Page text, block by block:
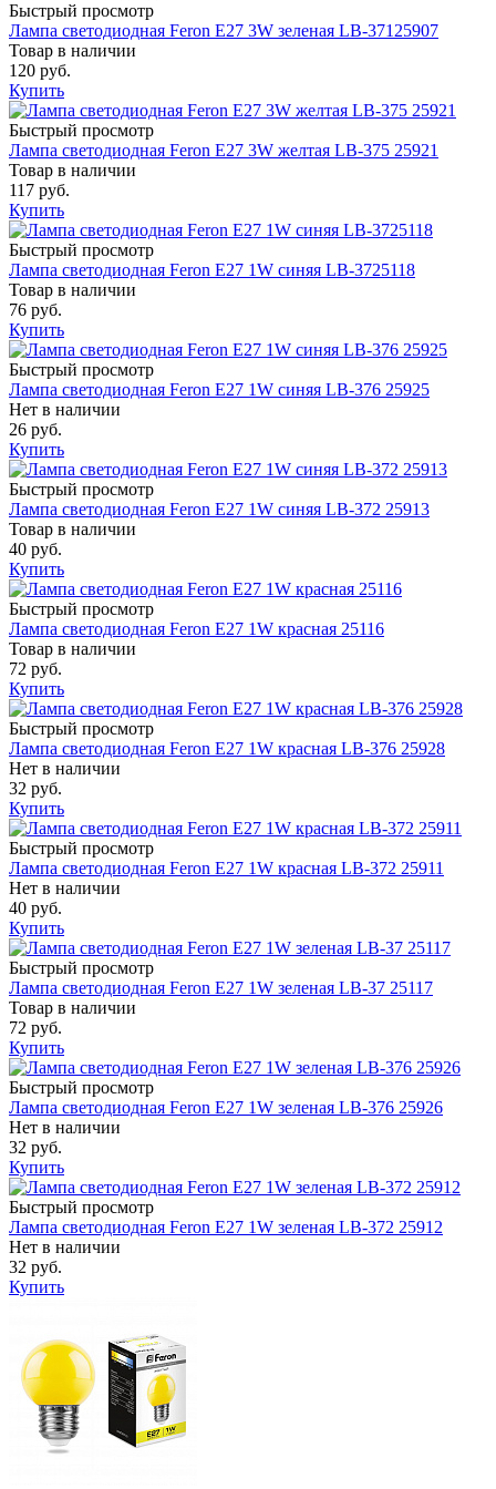
Быстрый просмотр
Лампа светодиодная Feron E27 3W зеленая LB-37125907
Товар в наличии
120 руб.
Купить
Быстрый просмотр
Лампа светодиодная Feron E27 3W желтая LB-375 25921
Товар в наличии
117 руб.
Купить
Быстрый просмотр
Лампа светодиодная Feron E27 1W синяя LB-3725118
Товар в наличии
76 руб.
Купить
Быстрый просмотр
Лампа светодиодная Feron E27 1W синяя LB-376 25925
Нет в наличии
26 руб.
Купить
Быстрый просмотр
Лампа светодиодная Feron E27 1W синяя LB-372 25913
Товар в наличии
40 руб.
Купить
Быстрый просмотр
Лампа светодиодная Feron E27 1W красная 25116
Товар в наличии
72 руб.
Купить
Быстрый просмотр
Лампа светодиодная Feron E27 1W красная LB-376 25928
Нет в наличии
32 руб.
Купить
Быстрый просмотр
Лампа светодиодная Feron E27 1W красная LB-372 25911
Нет в наличии
40 руб.
Купить
Быстрый просмотр
Лампа светодиодная Feron E27 1W зеленая LB-37 25117
Товар в наличии
72 руб.
Купить
Быстрый просмотр
Лампа светодиодная Feron E27 1W зеленая LB-376 25926
Нет в наличии
32 руб.
Купить
Быстрый просмотр
Лампа светодиодная Feron E27 1W зеленая LB-372 25912
Нет в наличии
32 руб.
Купить